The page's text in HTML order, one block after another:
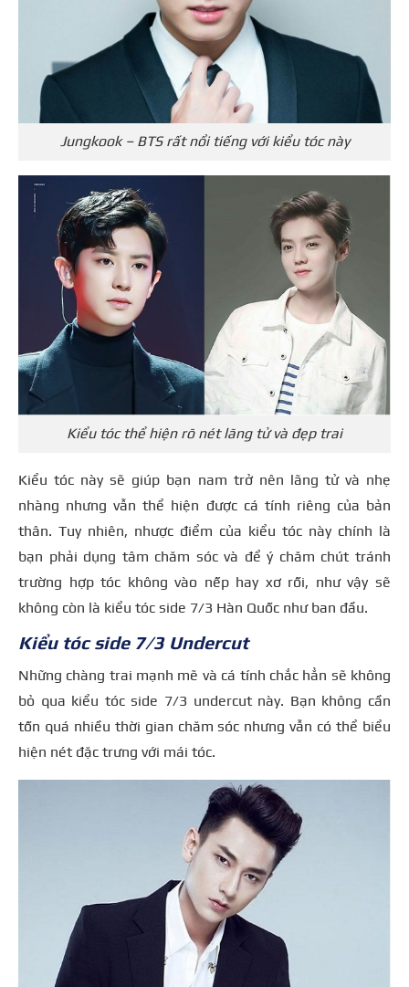
Jungkook – BTS rất nổi tiếng với kiểu tóc này
Kiểu tóc thể hiện rõ nét lãng tử và đẹp trai
Kiểu tóc này sẽ giúp bạn nam trở nên lãng tử và nhẹ
nhàng nhưng vẫn thể hiện được cá tính riêng của bản
thân. Tuy nhiên, nhược điểm của kiểu tóc này chính là
bạn phải dụng tâm chăm sóc và để ý chăm chút tránh
trường hợp tóc không vào nếp hay xơ rối, như vậy sẽ
không còn là kiểu tóc side 7/3 Hàn Quốc như ban đầu.
Kiểu tóc side 7/3 Undercut
Những chàng trai mạnh mẽ và cá tính chắc hẳn sẽ không
bỏ qua kiểu tóc side 7/3 undercut này. Bạn không cần
tốn quá nhiều thời gian chăm sóc nhưng vẫn có thể biểu
hiện nét đặc trưng với mái tóc.